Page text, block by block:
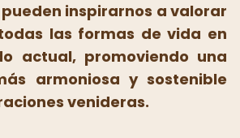
inspirarnos a valorar
las formas de vida en
actual, promoviendo una
armoniosa y sostenible
venideras.